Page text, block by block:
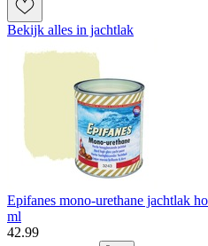
Bekijk alles in jachtlak
Epifanes mono-urethane jachtlak
ml
42.99